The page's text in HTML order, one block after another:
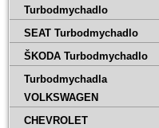
Turbodmychadlo
SEAT Turbodmychadlo
ŠKODA Turbodmychadlo
Turbodmychadla
VOLKSWAGEN
CHEVROLET